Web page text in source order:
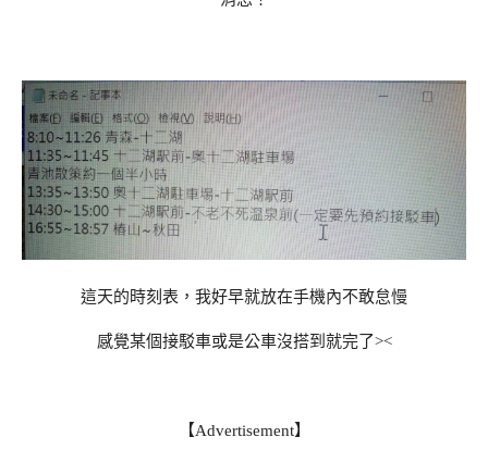
這天的時刻表，我好早就放在手機內不敢怠慢
感覺某個接駁車或是公車沒搭到就完了><
【Advertisement】